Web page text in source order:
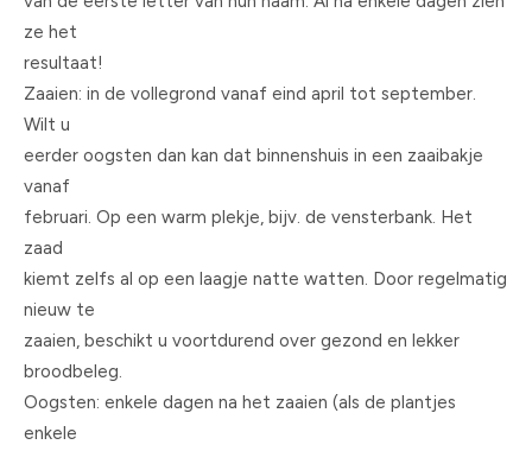
ze het
resultaat!
Zaaien: in de vollegrond vanaf eind april tot september.
Wilt u
eerder oogsten dan kan dat binnenshuis in een zaaibakje
vanaf
februari. Op een warm plekje, bijv. de vensterbank. Het
zaad
kiemt zelfs al op een laagje natte watten. Door regelmatig
nieuw te
zaaien, beschikt u voortdurend over gezond en lekker
broodbeleg.
Oogsten: enkele dagen na het zaaien (als de plantjes
enkele